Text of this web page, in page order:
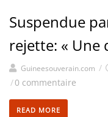
Suspendue
rejette: « Une
Guineesouverain.com /
/0 commentaire
READ MORE